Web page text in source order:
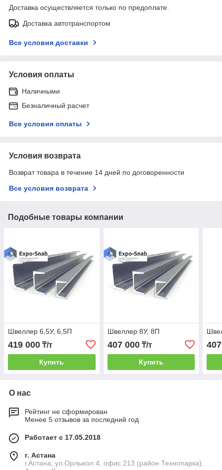
Доставка осуществляется только по предоплате.
Доставка автотранспортом
Все условия доставки
Условия оплаты
Наличными
Безналичный расчет
Все условия оплаты
Условия возврата
Возврат товара в течение 14 дней по договоренности
Все условия возврата
Подобные товары компании
Швеллер 6,5У, 6,5П
419 000 ₸/т
Купить
Швеллер 8У, 8П
407 000₸/т
Купить
О нас
Рейтинг не сформирован
Менее 5 отзывов за последний год
Работает с 17.05.2018
г. Астана
г.Астана, ул.Орлыкол 4, офис 213 (район Технопарка),